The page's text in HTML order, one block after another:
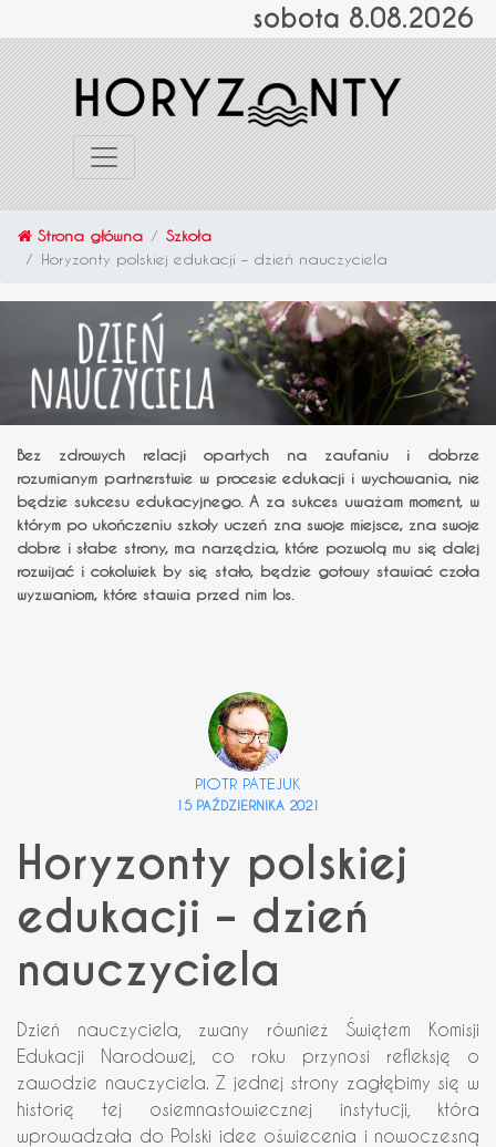
sobota 8.08.2026
Strona główna
Szkoła
Horyzonty polskiej edukacji – dzień nauczyciela
Bez zdrowych relacji opartych na zaufaniu i dobrze
rozumianym partnerstwie w procesie edukacji i wychowania, nie
będzie sukcesu edukacyjnego. A za sukces uważam moment, w
którym po ukończeniu szkoły uczeń zna swoje miejsce, zna swoje
dobre i słabe strony, ma narzędzia, które pozwolą mu się dalej
rozwijać i cokolwiek by się stało, będzie gotowy stawiać czoła
wyzwaniom, które stawia przed nim los.
PIOTR PATEJUK
15 PAŹDZIERNIKA 2021
Horyzonty polskiej
edukacji – dzień
nauczyciela
Dzień nauczyciela, zwany również Świętem Komisji
Edukacji Narodowej, co roku przynosi refleksję o
zawodzie nauczyciela. Z jednej strony zagłębimy się w
historię tej osiemnastowiecznej instytucji, która
wprowadzała do Polski idee oświecenia i nowoczesną